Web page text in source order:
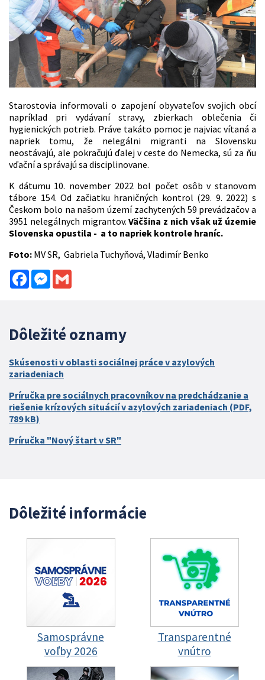
Starostovia informovali o zapojení obyvateľov svojich obcí
napríklad pri vydávaní stravy, zbierkach oblečenia či
hygienických potrieb. Práve takáto pomoc je najviac vítaná a
napriek tomu, že nelegálni migranti na Slovensku
neostávajú, ale pokračujú ďalej v ceste do Nemecka, sú za ňu
vďační a správajú sa disciplinovane.
K dátumu 10. november 2022 bol počet osôb v stanovom
tábore 154. Od začiatku hraničných kontrol (29. 9. 2022) s
Českom bolo na našom území zachytených 59 prevádzačov a
3951 nelegálnych migrantov.Väčšina z nich však už územie
Slovenska opustila - a to napriek kontrole hraníc.
Foto: MV SR, Gabriela Tuchyňová, Vladimír Benko
FacebookMessenger
Dôležité oznamy
Skúsenosti v oblasti sociálnej práce v azylových
zariadeniach
Príručka pre sociálnych pracovníkov na predchádzanie a
riešenie krízových situácií v azylových zariadeniach (PDF,
789 kB)
Príručka "Nový štart v SR"
Dôležité informácie
Samosprávne
voľby 2026
Transparentné
vnútro